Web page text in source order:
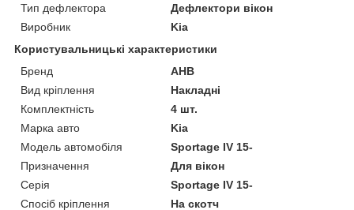
Тип дефлектора
Дефлектори вікон
Виробник
Kia
Користувальницькі характеристики
Бренд
АНВ
Вид кріплення
Накладні
Комплектність
4 шт.
Марка авто
Kia
Модель автомобіля
Sportage IV 15-
Призначення
Для вікон
Серія
Sportage IV 15-
Спосіб кріплення
На скотч